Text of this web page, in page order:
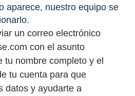
aparece, nuestro equipo se
un correo electrónico
con el asunto
tu nombre completo y el
tu cuenta para que
datos y ayudarte a